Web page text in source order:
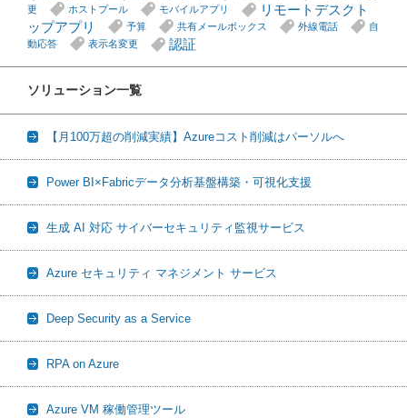
更
ホストプール モバイルアプリ
リモートデスクト
ップアプリ
予算 共有メールボックス 外線電話
自
動応答
表示名変更 認証
ソリューション一覧
【月100万超の削減実績】Azureコスト削減はパーソルへ
Power BI×Fabricデータ分析基盤構築・可視化支援
生成 AI 対応 サイバーセキュリティ監視サービス
Azure セキュリティ マネジメント サービス
Deep Security as a Service
RPA on Azure
Azure VM 稼働管理ツール